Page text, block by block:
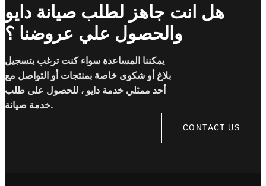
هل انت جاهز لطلب صيانة دايو
والحصول علي عروضنا ؟
يمكننا المساعدة سواء كنت ترغب بتسجيل
بلاغ أو شكوى خاصة بمنتجات أو التواصل مع
أحد ممثلي خدمة دايو ، للحصول على طلب
خدمة صيانة.
CONTACT US